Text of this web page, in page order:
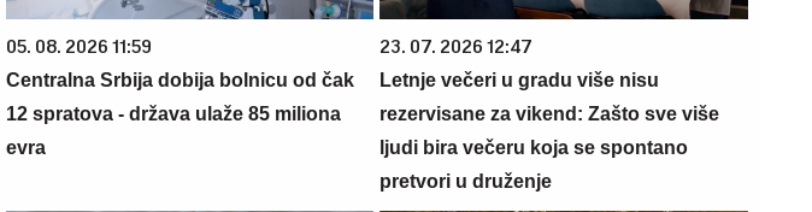
05. 08. 2026 11:59
Centralna Srbija dobija bolnicu od čak
12 spratova - država ulaže 85 miliona
evra
23. 07. 2026 12:47
Letnje večeri u gradu više nisu
rezervisane za vikend: Zašto sve više
ljudi bira večeru koja se spontano
pretvori u druženje